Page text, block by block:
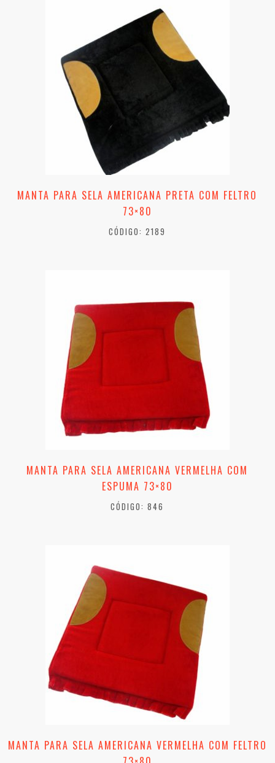
MANTA PARA SELA AMERICANA PRETA COM FELTRO
73×80
CÓDIGO: 2189
MANTA PARA SELA AMERICANA VERMELHA COM
ESPUMA 73×80
CÓDIGO: 846
MANTA PARA SELA AMERICANA VERMELHA COM FELTRO